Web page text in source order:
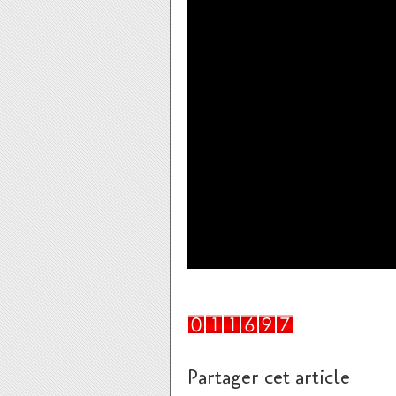
Partager cet article